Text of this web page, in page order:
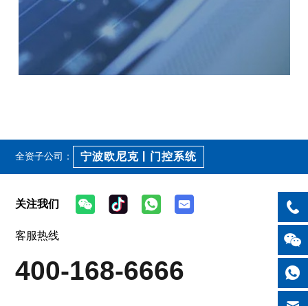
竞聘选用、考核激励、培训开发三大管理机制是集
团打造优秀人才队伍的法宝。
竞聘选用：优化改进人才甄选测评手段，通过竞聘
意识、竞争意识，“给上进的以动力、给在位以压
性、实用性的考核激励方案，客观准确地评价员工
全资子公司： 宁波欧尼克 | 门控系统
关注我们
客服热线
400-168-6666